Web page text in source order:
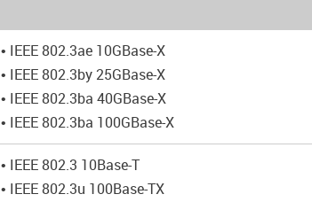
• IEEE 802.3ae 10GBase-X
• IEEE 802.3by 25GBase-X
• IEEE 802.3ba 40GBase-X
• IEEE 802.3ba 100GBase-X
• IEEE 802.3 10Base-T
• IEEE 802.3u 100Base-TX